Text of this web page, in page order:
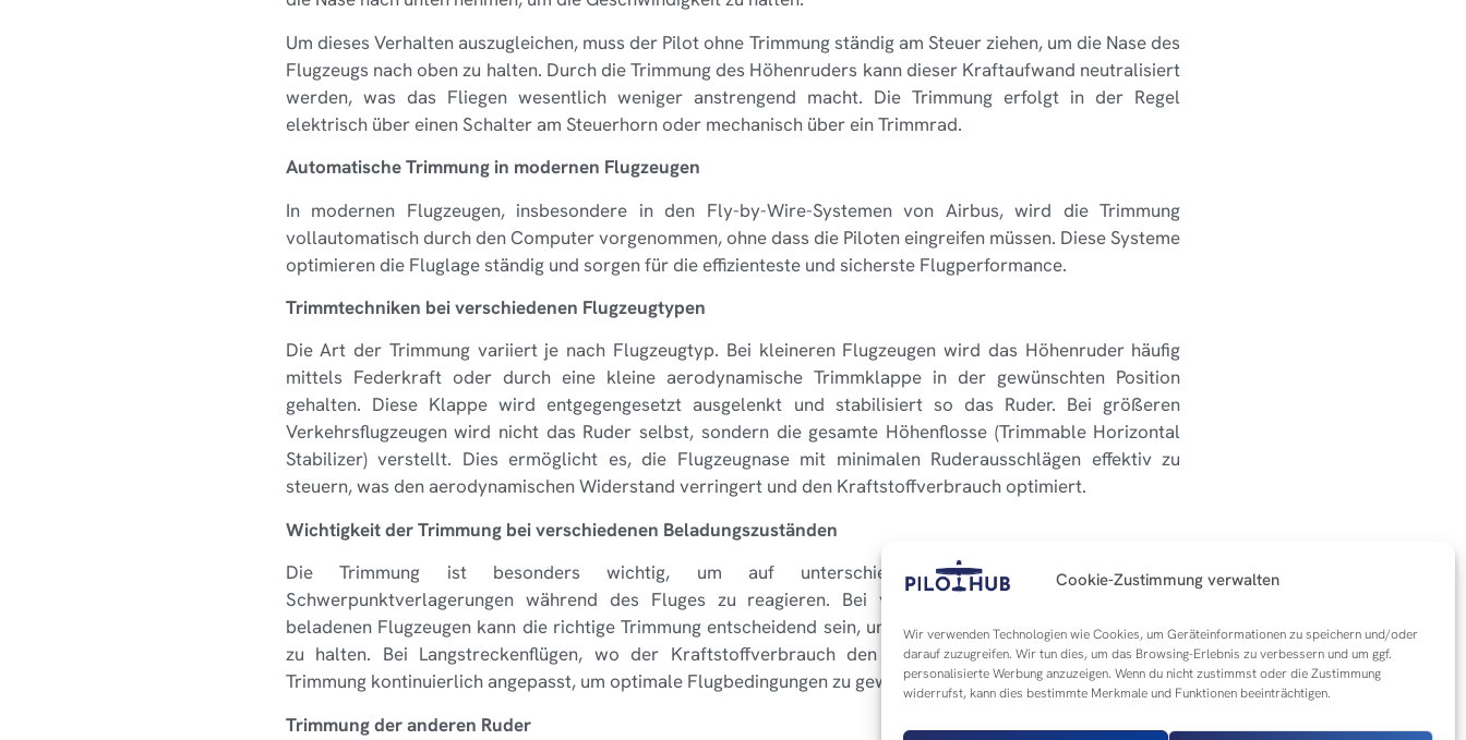
Cookie-Zustimmung verwalten
Wir verwenden Technologien wie Cookies, um Geräteinformationen zu speichern und/oder
darauf zuzugreifen. Wir tun dies, um das Browsing-Erlebnis zu verbessern und um ggf.
personalisierte Werbung anzuzeigen. Wenn du nicht zustimmst oder die Zustimmung
widerrufst, kann dies bestimmte Merkmale und Funktionen beeinträchtigen.
Um dieses Verhalten auszugleichen, muss der Pilot ohne Trimmung ständig am Steuer ziehen, um die Nase des
Flugzeugs nach oben zu halten. Durch die Trimmung des Höhenruders kann dieser Kraftaufwand neutralisiert
werden, was das Fliegen wesentlich weniger anstrengend macht. Die Trimmung erfolgt in der Regel
elektrisch über einen Schalter am Steuerhorn oder mechanisch über ein Trimmrad.
Automatische Trimmung in modernen Flugzeugen
In modernen Flugzeugen, insbesondere in den Fly-by-Wire-Systemen von Airbus, wird die Trimmung
vollautomatisch durch den Computer vorgenommen, ohne dass die Piloten eingreifen müssen. Diese Systeme
optimieren die Fluglage ständig und sorgen für die effizienteste und sicherste Flugperformance.
Trimmtechniken bei verschiedenen Flugzeugtypen
Die Art der Trimmung variiert je nach Flugzeugtyp. Bei kleineren Flugzeugen wird das Höhenruder häufig
mittels Federkraft oder durch eine kleine aerodynamische Trimmklappe in der gewünschten Position
gehalten. Diese Klappe wird entgegengesetzt ausgelenkt und stabilisiert so das Ruder. Bei größeren
Verkehrsflugzeugen wird nicht das Ruder selbst, sondern die gesamte Höhenflosse (Trimmable Horizontal
Stabilizer) verstellt. Dies ermöglicht es, die Flugzeugnase mit minimalen Ruderausschlägen effektiv zu
steuern, was den aerodynamischen Widerstand verringert und den Kraftstoffverbrauch optimiert.
Wichtigkeit der Trimmung bei verschiedenen Beladungszuständen
Die Trimmung ist besonders wichtig, um auf unterschiedliche Beladungszustände und
Schwerpunktverlagerungen während des Fluges zu reagieren. Bei vollbeladenen oder ungleichmäßig
beladenen Flugzeugen kann die richtige Trimmung entscheidend sein, um das Flugzeug stabil und steuerbar
zu halten. Bei Langstreckenflügen, wo der Kraftstoffverbrauch den Schwerpunkt verändert, wird die
Trimmung kontinuierlich angepasst, um optimale Flugbedingungen zu gewährleisten.
Trimmung der anderen Ruder